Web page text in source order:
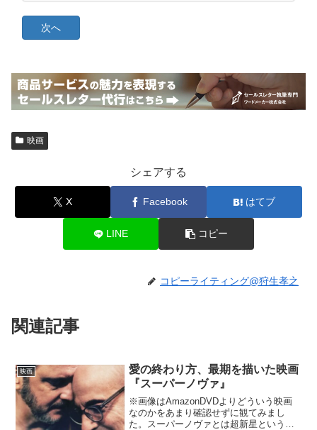
映画
シェアする
X Facebook はてブ
LINE コピー
コピーライティング@狩生孝之
関連記事
映画
愛の終わり方、最期を描いた映画
『スーパーノヴァ』
※画像はAmazonDVDよりどういう映画
なのかをあまり確認せずに観てみまし
た。スーパーノヴァとは超新星という意